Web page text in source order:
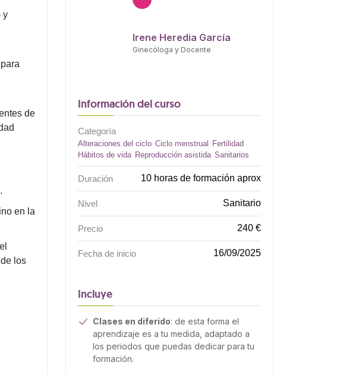
Irene Heredia García
Ginecóloga y Docente
Información del curso
Categoría
Alteraciones del ciclo Ciclo menstrual
Fertilidad
Hábitos de vida Reproducción asistida Sanitarios
Duración 10 horas de formación aprox
Nivel Sanitario
Precio 240 €
Fecha de inicio 16/09/2025
Incluye
Clases en diferido: de esta forma el
aprendizaje es a tu medida, adaptado a
los periodos que puedas dedicar para tu
formación.
y
de
en la
los